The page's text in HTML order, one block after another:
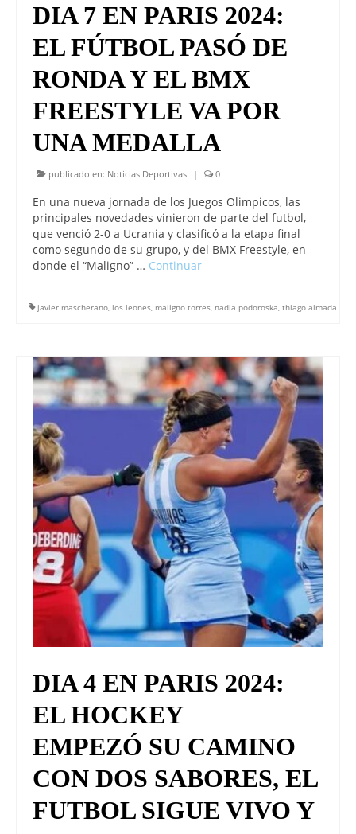
DIA 7 EN PARIS 2024:
EL FÚTBOL PASÓ DE
RONDA Y EL BMX
FREESTYLE VA POR
UNA MEDALLA
publicado en: Noticias Deportivas | 0
En una nueva jornada de los Juegos Olimpicos, las
principales novedades vinieron de parte del futbol,
que venció 2-0 a Ucrania y clasificó a la etapa final
como segundo de su grupo, y del BMX Freestyle, en
donde el “Maligno” … Continuar
javier mascherano, los leones, maligno torres, nadia podoroska, thiago almada
DIA 4 EN PARIS 2024:
EL HOCKEY
EMPEZÓ SU CAMINO
CON DOS SABORES, EL
FUTBOL SIGUE VIVO Y